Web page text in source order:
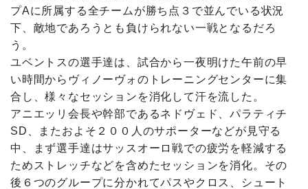
プAに所属する全チームが勝ち点３で並んでいる状況
下、敵地であろうとも負けられない一戦となるだろ
う。
ユベントスの選手達は、試合から一夜明けた午前の早
い時間からヴィノーヴォのトレーニングセンターに集
合し、様々なセッションを消化して汗を流した。
アニエッリ会長や幹部であるネドヴェド、パラティチ
SD、またおよそ２００人のサポーターなどが見守る
中、まず選手達はサッスオーロ戦での疲労を軽減する
ためストレッチなどを含めたセッションを消化。その
後６つのグループに分かれてパスやクロス、シュート